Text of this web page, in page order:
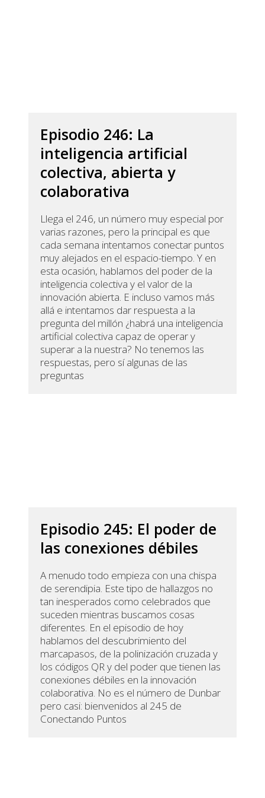
Episodio 246: La
inteligencia artificial
colectiva, abierta y
colaborativa
Llega el 246, un número muy especial por
varias razones, pero la principal es que
cada semana intentamos conectar puntos
muy alejados en el espacio-tiempo. Y en
esta ocasión, hablamos del poder de la
inteligencia colectiva y el valor de la
innovación abierta. E incluso vamos más
allá e intentamos dar respuesta a la
pregunta del millón ¿habrá una inteligencia
artificial colectiva capaz de operar y
superar a la nuestra? No tenemos las
respuestas, pero sí algunas de las
preguntas
Episodio 245: El poder de
las conexiones débiles
A menudo todo empieza con una chispa
de serendipia. Este tipo de hallazgos no
tan inesperados como celebrados que
suceden mientras buscamos cosas
diferentes. En el episodio de hoy
hablamos del descubrimiento del
marcapasos, de la polinización cruzada y
los códigos QR y del poder que tienen las
conexiones débiles en la innovación
colaborativa. No es el número de Dunbar
pero casi: bienvenidos al 245 de
Conectando Puntos